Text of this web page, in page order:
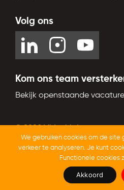
Volg ons
Kom ons team
Bekijk openstaande
© 2026 Videobird
Beoordeeld opTrustoo.nl
We gebruiken cookies om de site
verkeer te analyseren. Je kunt
Functionele cookies
Akkoord